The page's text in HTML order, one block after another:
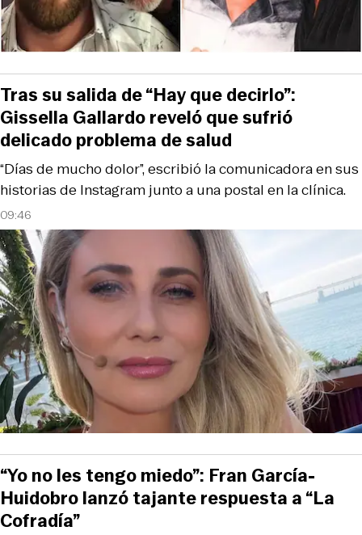
09:46
“Días de mucho dolor”, escribió la comunicadora en sus
historias de Instagram junto a una postal en la clínica.
Tras su salida de “Hay que decirlo”:
Gissella Gallardo reveló que sufrió
delicado problema de salud
“Yo no les tengo miedo”: Fran García-
Huidobro lanzó tajante respuesta a “La
Cofradía”